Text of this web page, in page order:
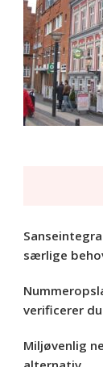
særlige
verificerer
Miljøvenlig